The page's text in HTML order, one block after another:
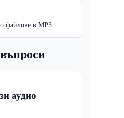
файлове в MP3.
аудио